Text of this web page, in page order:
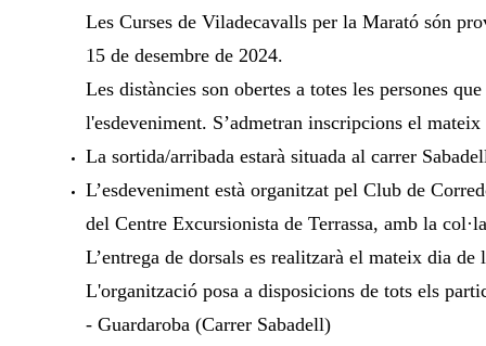
Les Curses de Viladecavalls per la Marató són
15 de desembre de 2024.
Les distàncies son obertes a totes les persones
l'esdeveniment. S’admetran inscripcions el
La sortida/arribada estarà situada al carrer
L’esdeveniment està organitzat pel Club de
del Centre Excursionista de Terrassa, amb la
L’entrega de dorsals es realitzarà el mateix dia
L'organització posa a disposicions de tots els
- Guardaroba (Carrer Sabadell)